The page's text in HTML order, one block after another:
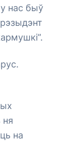
нас быў
ня
на